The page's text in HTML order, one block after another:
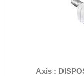
Axis :